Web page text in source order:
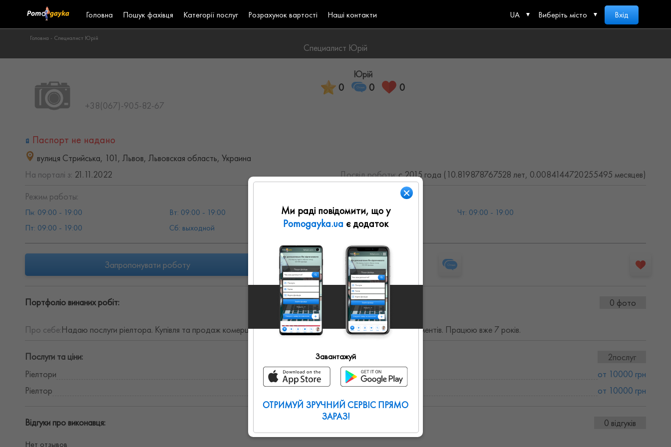
Головна Пошук фахівця Категорії послуг Розрахунок вартості Наші контакти UA Виберіть місто Вхід
Головна - Специалист Юрій
Специалист Юрій
Юрій
0 0 0
+38(067)-905-82-67
Паспорт не надано
вулиця Стрийська, 101, Львов, Львовская область, Украина
На порталі з: 21.11.2022 Досвід роботи:с 2015 года (10.819878767528 лет, 0.0084144720255495 месяцев)
Режим работы:
Пн: 09:00 - 19:00 Вт: 09:00 - 19:00 Ср: 09:00 - 19:00
Чт: 09:00 - 19:00
Пт: 09:00 - 19:00
Сб: выходной Вс: выходной
Запропонувати роботу
Портфоліо винаних робіт: 0 фото
Про себе:Надаю послуги ріелтора. Купівля та продаж комерційних пропозицій. Займаюсь оформленням документів. Працюю вже 7 років.
Послуги та ціни:
2послуг
Ріелтори
от 10000 грн
Ріелтор
от 10000 грн
Відгуки про виконавця: 0 відгуків
Нет отзывов
Ми раді повідомити, що у
Pomogayka.ua є додаток
Завантажуй
ОТРИМУЙ ЗРУЧНИЙ СЕРВІС ПРЯМО
ЗАРАЗ!